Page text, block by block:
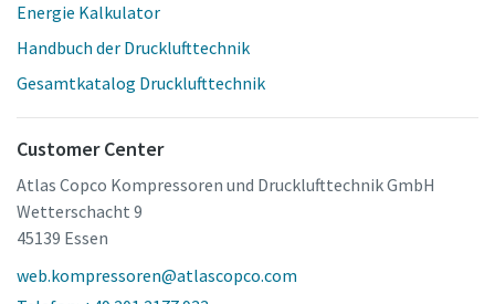
Energie Kalkulator
Handbuch der Drucklufttechnik
Gesamtkatalog Drucklufttechnik
Customer Center
Atlas Copco Kompressoren und Drucklufttechnik GmbH
Wetterschacht 9
45139 Essen
web.kompressoren@atlascopco.com